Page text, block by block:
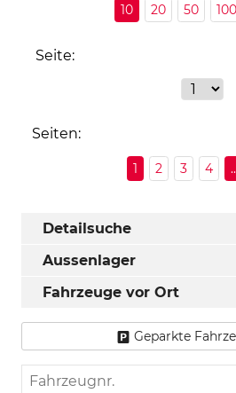
10 20 50 100
Seite:
Seiten:
1 2 3 4
Detailsuche
Aussenlager
Fahrzeuge vor Ort
Geparkte
Fahrzeugnr.